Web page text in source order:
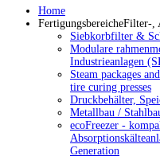
Home
FertigungsbereicheFilter-,
Siebkorbfilter &
Modulare
Industrieanlagen
Steam packages
tire curing presses
Druckbehälter,
Metallbau /
ecoFreezer -
Generation